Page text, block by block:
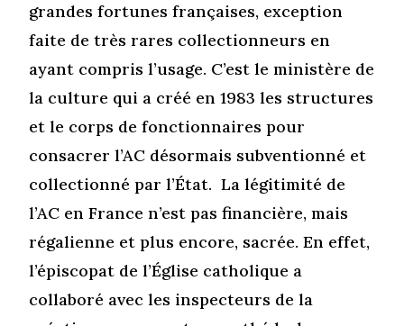
grandes fortunes françaises, exception
faite de très rares collectionneurs en
ayant compris l’usage. C’est le ministère de
la culture qui a créé en 1983 les structures
et le corps de fonctionnaires pour
consacrer l’AC désormais subventionné et
collectionné par l’État. La légitimité de
l’AC en France n’est pas financière, mais
régalienne et plus encore, sacrée. En effet,
l’épiscopat de l’Église catholique a
collaboré avec les inspecteurs de la